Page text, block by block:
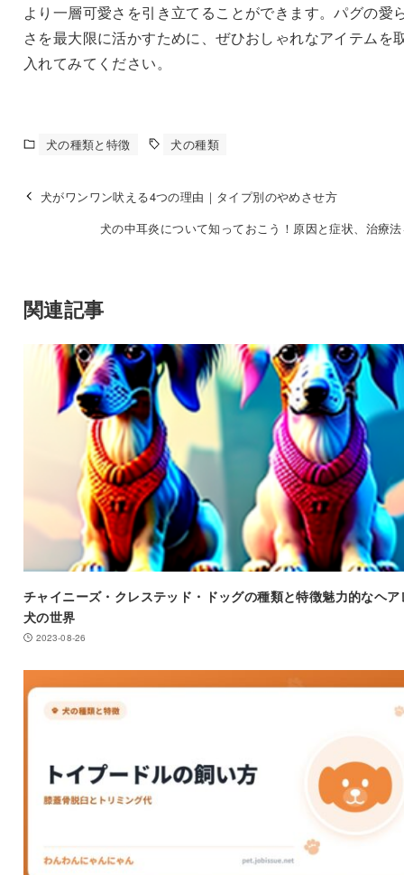
より一層可愛さを引き立てることができます。パグの愛
さを最大限に活かすために、ぜひおしゃれなアイテムを
入れてみてください。
犬の種類と特徴 犬の種類
犬がワンワン吠える4つの理由｜タイプ別のやめさせ方
犬の中耳炎について知っておこう！原因と症状、治療
関連記事
チャイニーズ・クレステッド・ドッグの種類と特徴魅力的なヘア
犬の世界
2023-08-26